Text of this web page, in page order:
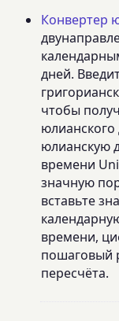
Конвертер
дней.
чтобы
юлианскую
времени
значную
вставьте
времени,
пошаговый
пересчёта.